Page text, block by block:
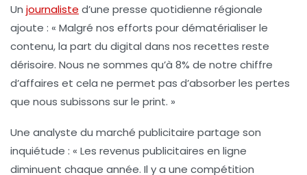
Un journaliste d’une presse quotidienne régionale
ajoute : « Malgré nos efforts pourdématérialiserle
contenu, la part du digital dans nos recettes reste
dérisoire. Nous ne sommes qu’à 8% de notre chiffre
d’affaires et cela ne permet pas d’absorber les pertes
que nous subissons sur le print. »
Une analyste du marché publicitaire partage son
inquiétude : « Les revenus publicitaires en ligne
diminuent chaque année. Il y a une compétition